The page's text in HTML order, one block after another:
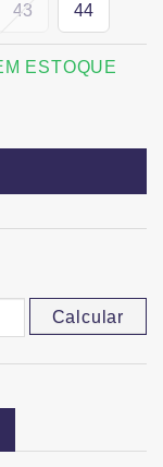
43 44
ESTOQUE
Calcular